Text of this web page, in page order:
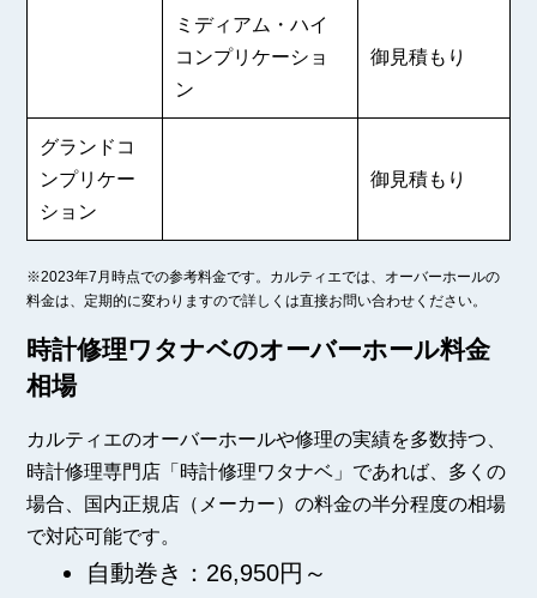
ミディアム・ハイ
コンプリケーショ
ン
御見積もり
グランドコ
ンプリケー
ション
御見積もり
※2023年7月時点での参考料金です。カルティエでは、オーバーホールの
料金は、定期的に変わりますので詳しくは直接お問い合わせください。
時計修理ワタナベのオーバーホール料金
相場
カルティエのオーバーホールや修理の実績を多数持つ、
時計修理専門店「時計修理ワタナベ」であれば、多くの
場合、国内正規店（メーカー）の料金の半分程度の相場
で対応可能です。
自動巻き：26,950円～